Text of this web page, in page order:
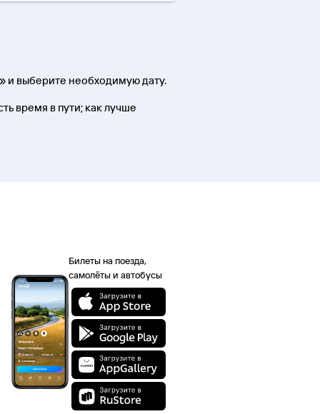
и выберите необходимую дату.
время в пути; как лучше
Билеты на поезда,
самолёты и автобусы